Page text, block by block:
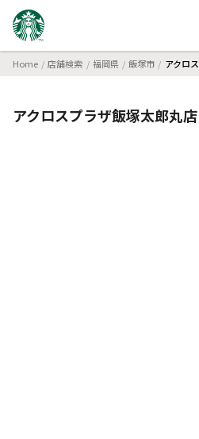
Home 店舗検索 福岡県 飯塚市 アクロ
アクロスプラザ飯塚太郎丸店